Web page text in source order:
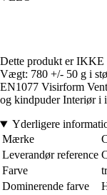
Dette produkt er IKKE
Vægt: 780 +/- 50 g i
EN1077 Visirform
og kindpuder Interiør i
Yderligere
Mærke
Leverandør reference
Farve
Dominerende farve